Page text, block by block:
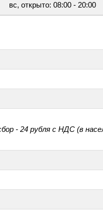
вс, открыто: 08:00 - 20:00
- 24 рубля с НДС (в